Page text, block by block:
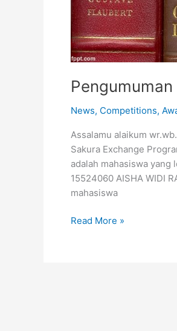
News, Competitions,
Assalamu alaikum
Sakura Exchange
adalah mahasiswa yang
15524060 AISHA WIDI
mahasiswa
Read More »